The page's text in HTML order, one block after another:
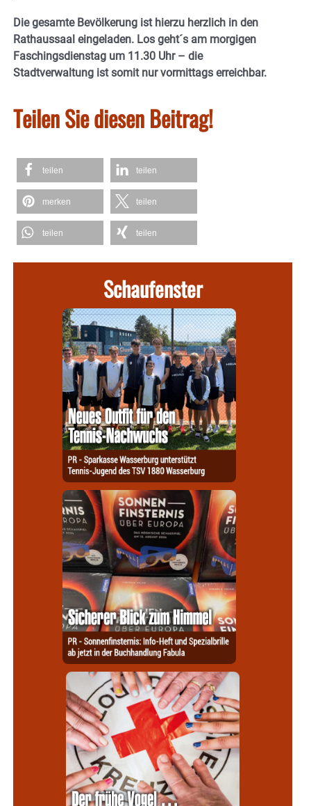
Die gesamte Bevölkerung ist hierzu herzlich in den
Rathaussaal eingeladen. Los geht´s am morgigen
Faschingsdienstag um 11.30 Uhr – die
Stadtverwaltung ist somit nur vormittags erreichbar.
Teilen Sie diesen Beitrag!
teilen teilen
merken teilen
teilen teilen
Schaufenster